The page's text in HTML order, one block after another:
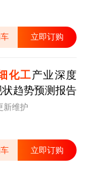
立即订购
化工产业深度
趋势预测报告
新维护
立即订购